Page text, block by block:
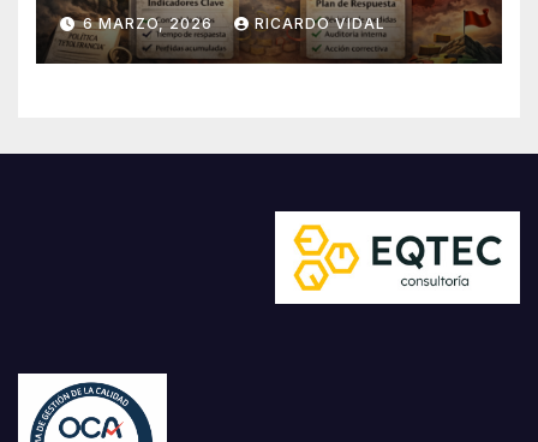
6 MARZO, 2026 RICARDO VIDAL